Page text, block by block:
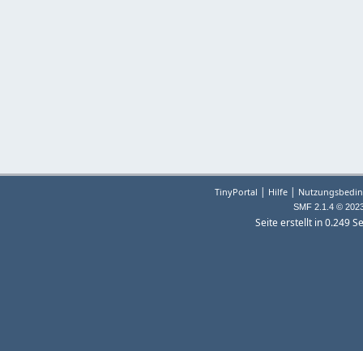
TinyPortal | Hilfe |
SMF 2.1.4 ©
Seite erstellt in 0.249